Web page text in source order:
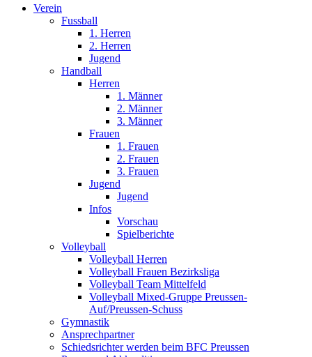
Close
Verein
Fussball
1. Herren
2. Herren
Jugend
Handball
Herren
1. Männer
2. Männer
3. Männer
Frauen
1. Frauen
2. Frauen
3. Frauen
Jugend
Jugend
Infos
Vorschau
Spielberichte
Volleyball
Volleyball Herren
Volleyball Frauen Bezirksliga
Volleyball Team Mittelfeld
Volleyball Mixed-Gruppe Preussen-
Auf/Preussen-Schuss
Gymnastik
Ansprechpartner
Schiedsrichter werden beim BFC Preussen